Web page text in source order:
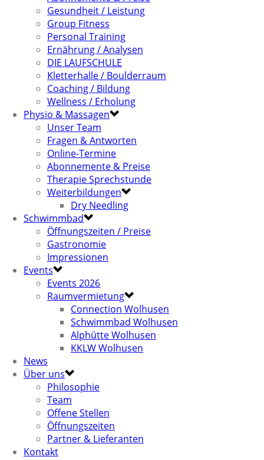
Gesundheit / Leistung
Group Fitness
Personal Training
Ernährung / Analysen
DIE LAUFSCHULE
Kletterhalle / Boulderraum
Coaching / Bildung
Wellness / Erholung
Physio & Massagen
Unser Team
Fragen & Antworten
Online-Termine
Abonnemente & Preise
Therapie Sprechstunde
Weiterbildungen
Dry Needling
Schwimmbad
Öffnungszeiten / Preise
Gastronomie
Impressionen
Events
Events 2026
Raumvermietung
Connection Wolhusen
Schwimmbad Wolhusen
Alphütte Wolhusen
KKLW Wolhusen
News
Über uns
Philosophie
Team
Offene Stellen
Öffnungszeiten
Partner & Lieferanten
Kontakt